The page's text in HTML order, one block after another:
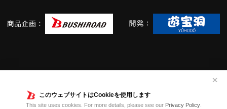
このウェブサイトはCookieを使用します
This site uses cookies. For more details, please see our Privacy Policy.
✕